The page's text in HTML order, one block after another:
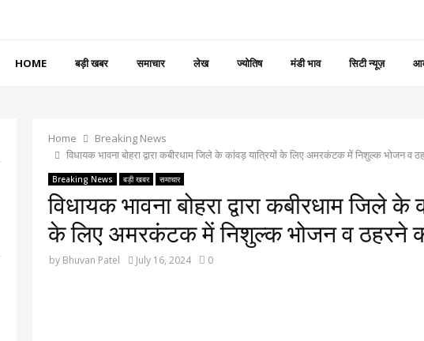
HOME बड़ी खबर समाचार लेख ज्योतिष मंडी भाव सिटी न्यूज़
Home
Breaking News
विधायक भावना बोहरा द्वारा कबीरधाम जिले के कांवड़ यात्रियों के लिए अमरकंटक में निशुल्क भोजन व
Breaking News बड़ी खबर समाचार
विधायक भावना बोहरा द्वारा कबीरधाम जिले के
के लिए अमरकंटक में निशुल्क भोजन व ठहरने
by Bhuvan Patel July 16, 2024 0